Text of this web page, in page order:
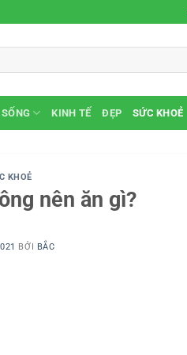
KINH TẾ ĐẸP SỨC KHOẺ
KHOẺ
nên ăn gì?
BỞI BẮC